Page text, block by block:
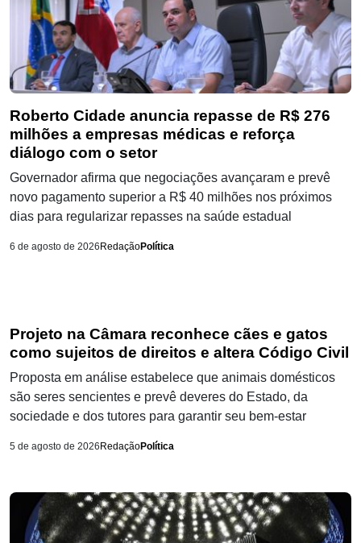
Roberto Cidade anuncia repasse de R$ 276
milhões a empresas médicas e reforça
diálogo com o setor
Governador afirma que negociações avançaram e prevê
novo pagamento superior a R$ 40 milhões nos próximos
dias para regularizar repasses na saúde estadual
6 de agosto de 2026 RedaçãoPolítica
Projeto na Câmara reconhece cães e gatos
como sujeitos de direitos e altera Código Civil
Proposta em análise estabelece que animais domésticos
são seres sencientes e prevê deveres do Estado, da
sociedade e dos tutores para garantir seu bem-estar
5 de agosto de 2026 RedaçãoPolítica